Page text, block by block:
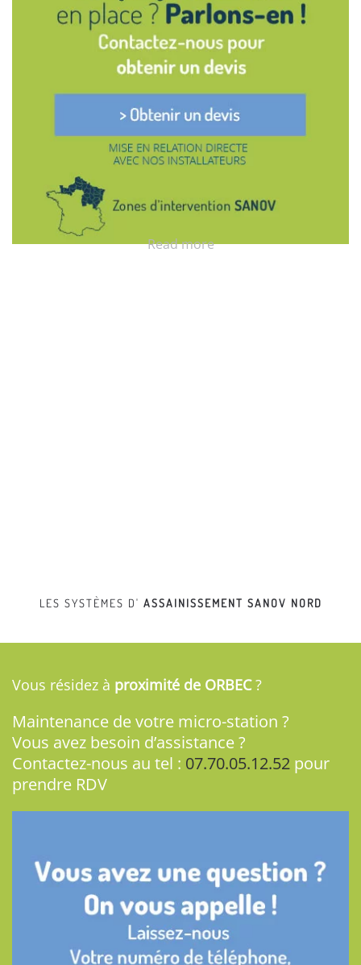
Read more
LES SYSTÈMES D' ASSAINISSEMENT SANOV NORD
Vous résidez à proximité de ORBEC?
Maintenance de votre micro-station ?
Vous avez besoin d’assistance ?
Contactez-nous au tel : 07.70.05.12.52 pour
prendre RDV